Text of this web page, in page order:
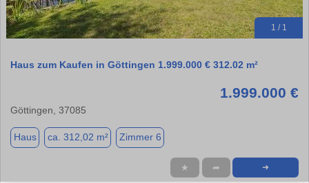
1 / 1
Haus zum Kaufen in Göttingen 1.999.000 € 312.02 m²
1.999.000 €
Göttingen, 37085
Haus ca. 312,02 m² Zimmer 6
★ ➦ ➜